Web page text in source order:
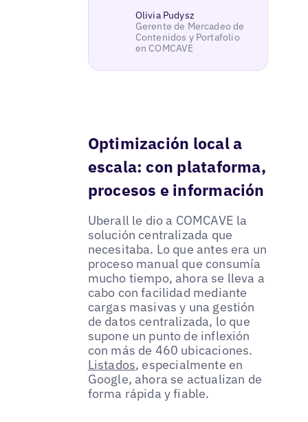
Olivia Pudysz
Gerente de Mercadeo de
Contenidos y Portafolio
en COMCAVE
Optimización local a
escala: con plataforma,
procesos e información
Uberall le dio a COMCAVE la
solución centralizada que
necesitaba. Lo que antes era un
proceso manual que consumía
mucho tiempo, ahora se lleva a
cabo con facilidad mediante
cargas masivas y una gestión
de datos centralizada, lo que
supone un punto de inflexión
con más de 460 ubicaciones.
Listados, especialmente en
Google, ahora se actualizan de
forma rápida y fiable.